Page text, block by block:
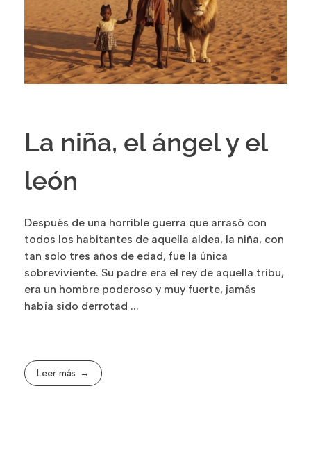
La niña, el ángel y el
león
Después de una horrible guerra que arrasó con
todos los habitantes de aquella aldea, la niña, con
tan solo tres años de edad, fue la única
sobreviviente. Su padre era el rey de aquella tribu,
era un hombre poderoso y muy fuerte, jamás
había sido derrotad ...
Leer más